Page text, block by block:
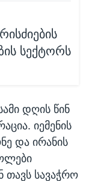
სექტორს
დღის წინ
იემენის
და ირანის
თავს სავაჭრო